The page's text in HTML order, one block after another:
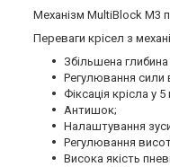
Механізм MultiBlock М3
Переваги крісел з
Збільшена глибина
Регулювання сили
Фіксація крісла у
Антишок;
Налаштування
Регулювання
Висока якість